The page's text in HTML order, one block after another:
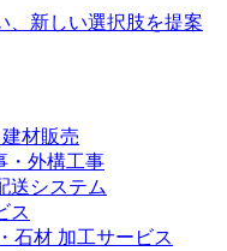
、新しい選択肢を提案
材販売
・外構工事
送システム
ス
石材 加工サービス